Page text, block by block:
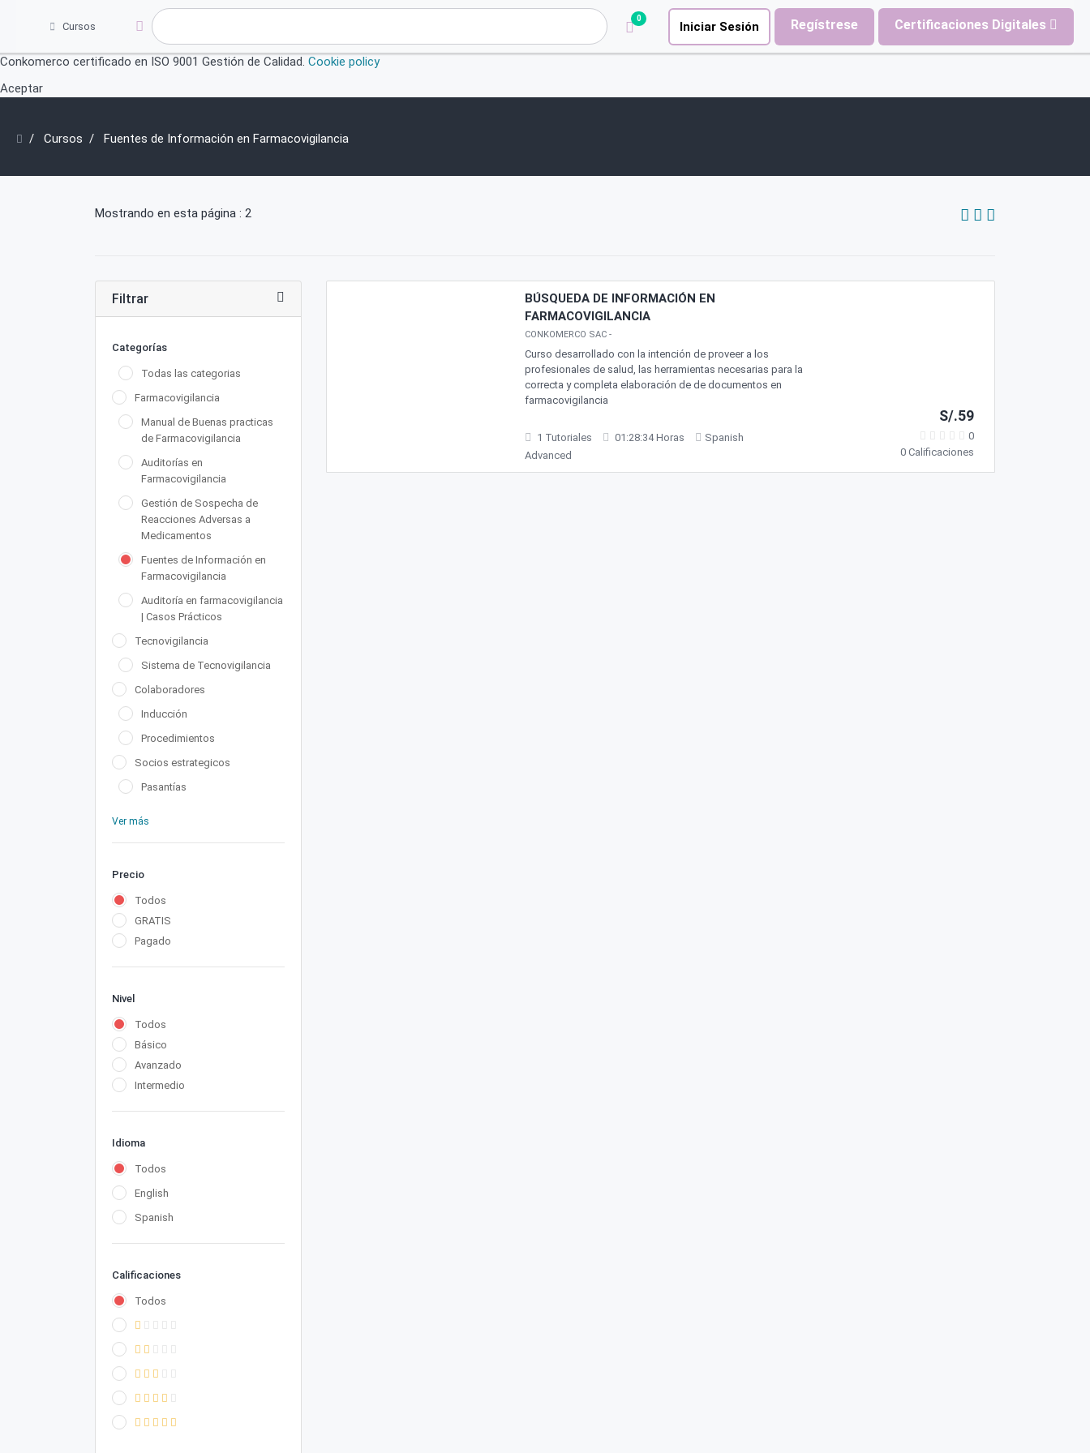
Cursos
0
Iniciar Sesión Regístrese Certificaciones Digitales
Conkomerco certificado en ISO 9001 Gestión de Calidad. Cookie policy
Aceptar
Cursos Fuentes de Información en Farmacovigilancia
Mostrando en esta página : 2
Filtrar
Categorías
Todas las categorias
Farmacovigilancia
Manual de Buenas practicas
de Farmacovigilancia
Auditorías en
Farmacovigilancia
Gestión de Sospecha de
Reacciones Adversas a
Medicamentos
Fuentes de Información en
Farmacovigilancia
Auditoría en farmacovigilancia
| Casos Prácticos
Tecnovigilancia
Sistema de Tecnovigilancia
Colaboradores
Inducción
Procedimientos
Socios estrategicos
Pasantías
Ver más
Precio
Todos
GRATIS
Pagado
Nivel
Todos
Básico
Avanzado
Intermedio
Idioma
Todos
English
Spanish
Calificaciones
Todos
BÚSQUEDA DE INFORMACIÓN EN
FARMACOVIGILANCIA
CONKOMERCO SAC-
Curso desarrollado con la intención de proveer a los
profesionales de salud, las herramientas necesarias para la
correcta y completa elaboración de de documentos en
farmacovigilancia
1 Tutoriales 01:28:34 Horas
Spanish
Advanced
S/.59
0
0 Calificaciones